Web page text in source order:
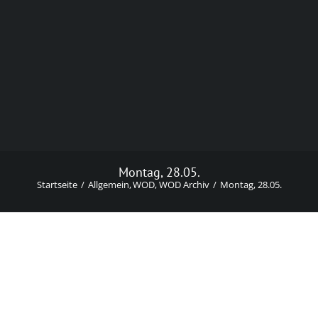
Montag, 28.05.
Startseite Allgemein WOD WOD Archiv Montag, 28.05.